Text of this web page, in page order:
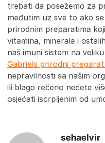
trebati da posežemo za
međutim uz sve to ako
prirodnim preparatima
vitamina, minerala i
naš imuni sistem na
Gabriels prirodni
nepravilnosti sa našim
ili blago rečeno nećete
osjećati iscrpljenim od
sehaelvir